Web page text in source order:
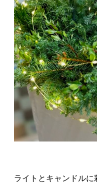
ライトとキャンドル